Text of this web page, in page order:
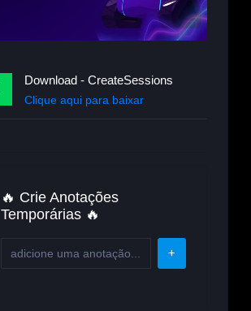
Download - CreateSessions
Clique aqui para baixar
🔥 Crie Anotações
Temporárias 🔥
+